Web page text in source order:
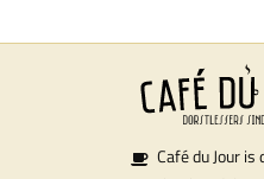
Café du Jour